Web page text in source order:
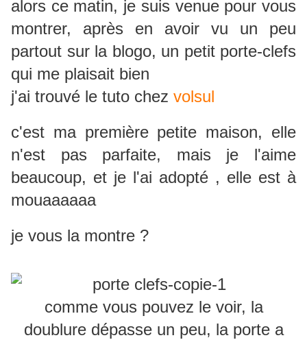
alors ce matin, je suis venue pour vous
montrer, après en avoir vu un peu
partout sur la blogo, un petit porte-clefs
qui me plaisait bien
j'ai trouvé le tuto chez volsul
c'est ma première petite maison, elle
n'est pas parfaite, mais je l'aime
beaucoup, et je l'ai adopté , elle est à
mouaaaaaa
je vous la montre ?
comme vous pouvez le voir, la
doublure dépasse un peu, la porte a